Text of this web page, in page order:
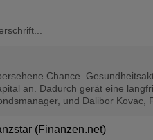
Chance.
an. Dadurch gerät eine
und Dalibor Kovac,
(Finanzen.net)